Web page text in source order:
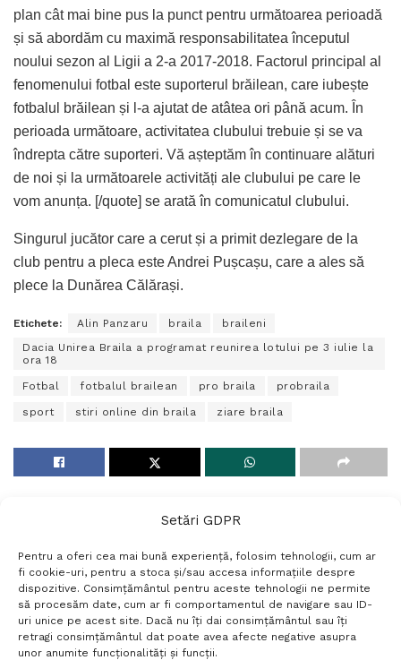
Setări GDPR
Pentru a oferi cea mai bună experiență, folosim tehnologii, cum ar
fi cookie-uri, pentru a stoca și/sau accesa informațiile despre
dispozitive. Consimțământul pentru aceste tehnologii ne permite
să procesăm date, cum ar fi comportamentul de navigare sau ID-
uri unice pe acest site. Dacă nu îți dai consimțământul sau îți
retragi consimțământul dat poate avea afecte negative asupra
unor anumite funcționalități și funcții.
plan cât mai bine pus la punct pentru următoarea perioadă
și să abordăm cu maximă responsabilitatea începutul
noului sezon al Ligii a 2-a 2017-2018. Factorul principal al
fenomenului fotbal este suporterul brăilean, care iubește
fotbalul brăilean și l-a ajutat de atâtea ori până acum. În
perioada următoare, activitatea clubului trebuie și se va
îndrepta către suporteri. Vă așteptăm în continuare alături
de noi și la următoarele activități ale clubului pe care le
vom anunța. [/quote] se arată în comunicatul clubului.
Singurul jucător care a cerut și a primit dezlegare de la
club pentru a pleca este Andrei Pușcașu, care a ales să
plece la Dunărea Călărași.
Etichete: Alin Panzaru braila
braileni
Dacia Unirea Braila a programat reunirea lotului pe 3 iulie la
ora 18
Fotbal fotbalul brailean pro braila probraila
sport stiri online din braila ziare braila
Termeni si conditii
Politică de confidențialitate
Politica cookies
Setări GDPR